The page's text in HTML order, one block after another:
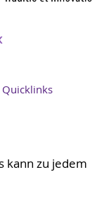
Quicklinks
kann zu jedem